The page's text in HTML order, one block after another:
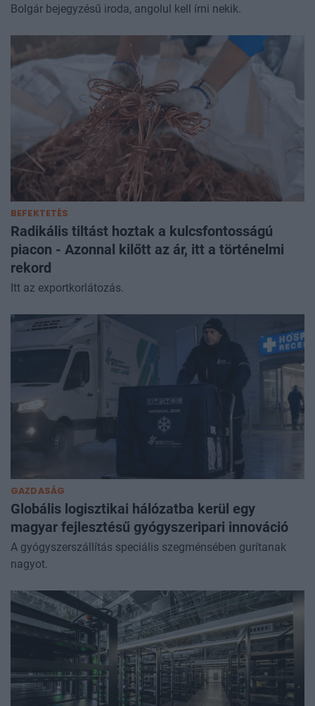
Bolgár bejegyzésű iroda, angolul kell írni nekik.
BEFEKTETÉS
Radikális tiltást hoztak a kulcsfontosságú
piacon - Azonnal kilőtt az ár, itt a történelmi
rekord
Itt az exportkorlátozás.
GAZDASÁG
Globális logisztikai hálózatba kerül egy
magyar fejlesztésű gyógyszeripari innováció
A gyógyszerszállítás speciális szegménsében gurítanak
nagyot.